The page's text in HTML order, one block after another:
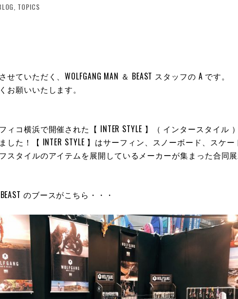
TOPICS
ていただく、WOLFGANG MAN ＆ BEAST スタッフの A です。
お願いいたします。
ィコ横浜で開催された【 INTER STYLE 】（ インタースタイル
した！【 INTER STYLE 】はサーフィン、スノーボード、スケー
スタイルのアイテムを展開しているメーカーが集まった合同展
BEAST のブースがこちら・・・